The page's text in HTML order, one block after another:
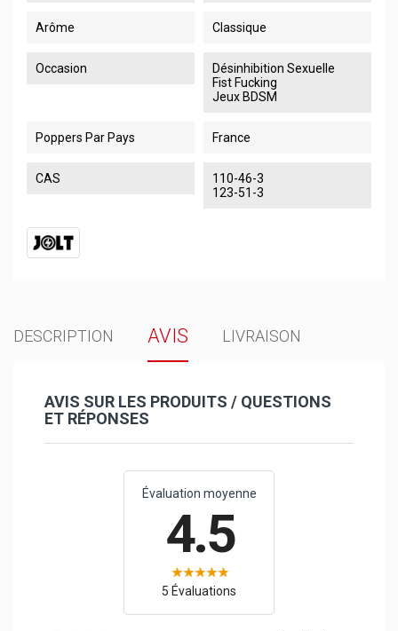
Arôme Classique
Occasion
Désinhibition Sexuelle
Fist Fucking
Jeux BDSM
Poppers Par Pays France
CAS
110-46-3
123-51-3
DESCRIPTION AVIS LIVRAISON
AVIS SUR LES PRODUITS / QUESTIONS
ET RÉPONSES
Évaluation moyenne
4.5
5 Évaluations